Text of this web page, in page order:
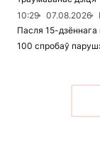
10:29
07.08.2026
Пасля 15-дзённага
100 спробаў